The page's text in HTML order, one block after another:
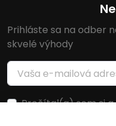
Prihláste sa na odber
skvelé výhody
Prečítal(a) som si